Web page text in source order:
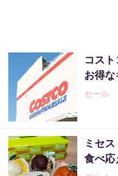
あな
PR（合
「宝
こと”
コス
お得
セール
ミセ
食べ応